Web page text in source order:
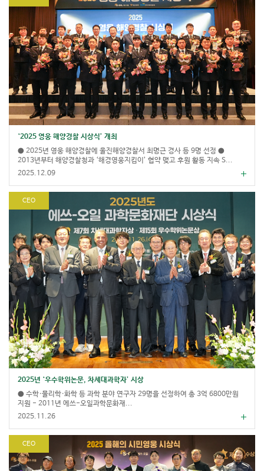
‘2025 영웅 해양경찰 시상식’ 개최
● 2025년 영웅 해양경찰에 울진해양경찰서 최명근 경사 등 9명 선정 ●
2013년부터 해양경찰청과 ‘해경영웅지킴이’ 협약 맺고 후원 활동 지속 S...
2025.12.09
CEO
2025년 ‘우수학위논문, 차세대과학자’ 시상
● 수학·물리학·화학 등 과학 분야 연구자 29명을 선정하여 총 3억 6800만원
지원 - 2011년 에쓰-오일과학문화재...
2025.11.26
CEO